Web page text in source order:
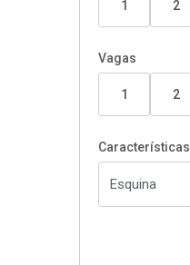
1 2
Vagas
1 2
Características